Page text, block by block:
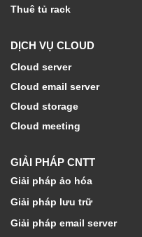
Thuê tủ rack
DỊCH VỤ CLOUD
Cloud server
Cloud email server
Cloud storage
Cloud meeting
GIẢI PHÁP CNTT
Giải pháp ảo hóa
Giải pháp lưu trữ
Giải pháp email server